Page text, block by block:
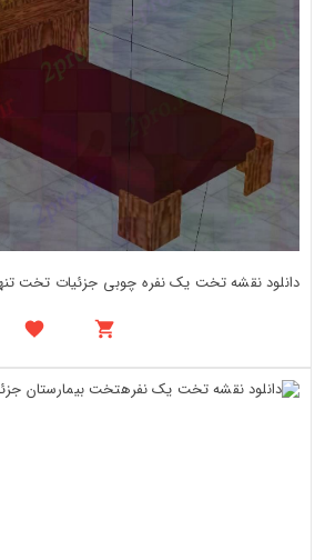
دانلود نقشه تخت یک نفره چوبی جزئیات تخت تنها